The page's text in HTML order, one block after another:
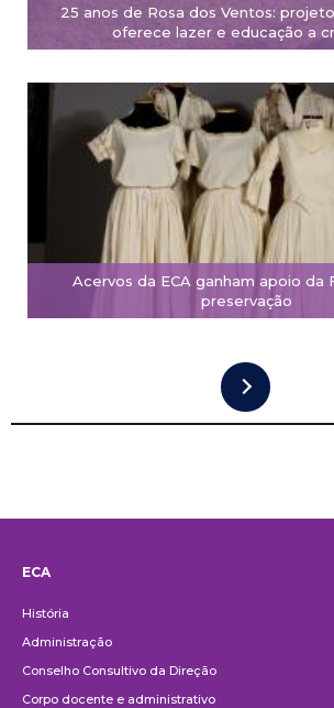
25 anos de Rosa dos Ventos:
oferece lazer e educação a
Acervos da ECA ganham apoio da
preservação
ECA
História
Administração
Conselho Consultivo da Direção
Corpo docente e administrativo